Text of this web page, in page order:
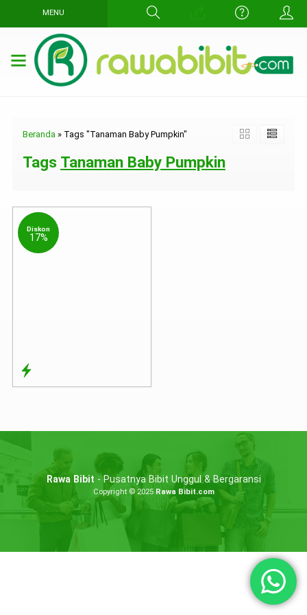
MENU
Beranda » Tags "Tanaman Baby Pumpkin"
Tags Tanaman Baby Pumpkin
Diskon
17%
Rawa Bibit - Pusatnya Bibit Unggul & Bergaransi
Copyright © 2025 Rawa Bibit.com